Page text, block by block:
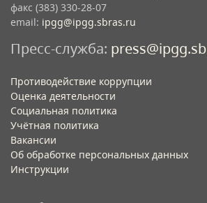
факс (383) 330-28-07
email: ipgg@ipgg.sbras.ru
Пресс-служба:
Противодействие коррупции
Оценка деятельности
Социальная политика
Учётная политика​
Вакансии​
Об обработке персональных данных​
Инструкции​